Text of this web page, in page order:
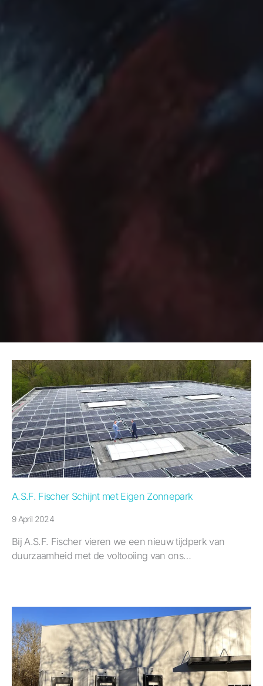
A.S.F. Fischer Schijnt met Eigen Zonnepark
9 April 2024
Bij A.S.F. Fischer vieren we een nieuw tijdperk van
duurzaamheid met de voltooiing van ons…